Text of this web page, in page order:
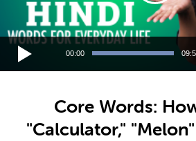
00:00
Core Words:
"Calculator,"